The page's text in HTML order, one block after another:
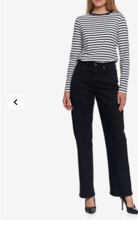
Poprzedni
keyboard_arrow_left